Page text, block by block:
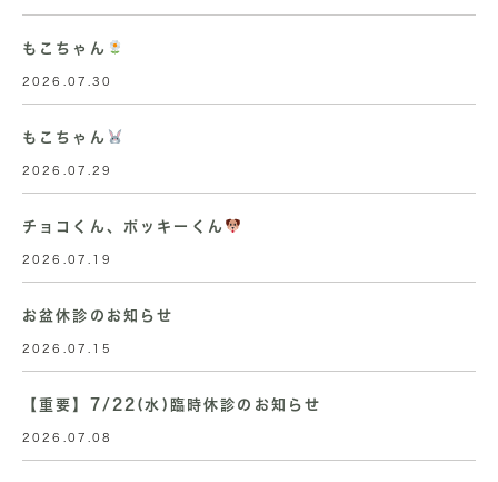
もこちゃん
2026.07.30
もこちゃん
2026.07.29
チョコくん、ポッキーくん
2026.07.19
お盆休診のお知らせ
2026.07.15
【重要】7/22(水)臨時休診のお知らせ
2026.07.08